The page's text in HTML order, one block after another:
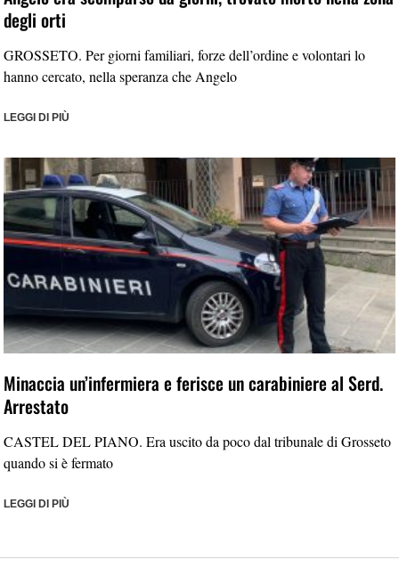
degli orti
GROSSETO. Per giorni familiari, forze dell’ordine e volontari lo
hanno cercato, nella speranza che Angelo
LEGGI DI PIÙ
Minaccia un’infermiera e ferisce un carabiniere al Serd.
Arrestato
CASTEL DEL PIANO. Era uscito da poco dal tribunale di Grosseto
quando si è fermato
LEGGI DI PIÙ